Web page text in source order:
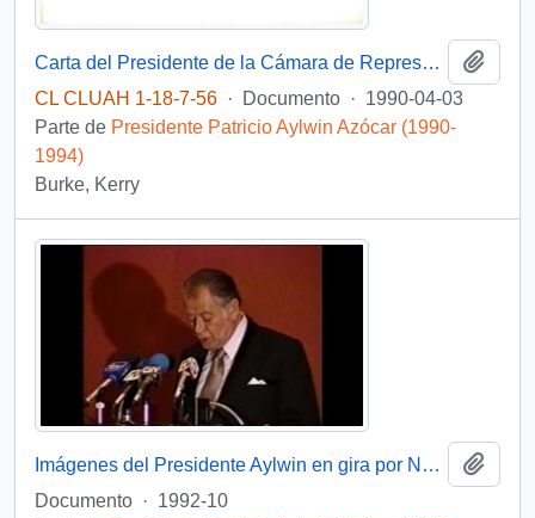
Carta del Presidente de la Cámara de Representantes de Nueva Zelanda, Kerry Burke, a Patricio Aylwin Azócar, agradeciendo su invitación para asistir a la inauguración de la Cámara de Representantes de Chile, pero lamentando su inasistencia debido a compromisos parlamentarios
CL CLUAH 1-18-7-56 · Documento · 1990-04-03
Parte de Presidente Patricio Aylwin Azócar (1990-
1994)
Burke, Kerry
Imágenes del Presidente Aylwin en gira por Nueva Zelanda: video
Documento · 1992-10